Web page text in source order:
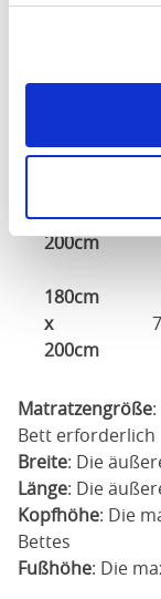
140cm
X
200cm
180cm
x
200cm
Matratzengröße
Bett erforderlich
Breite: Die
Länge: Die
Kopfhöhe: Die
Bettes
Fußhöhe: Die